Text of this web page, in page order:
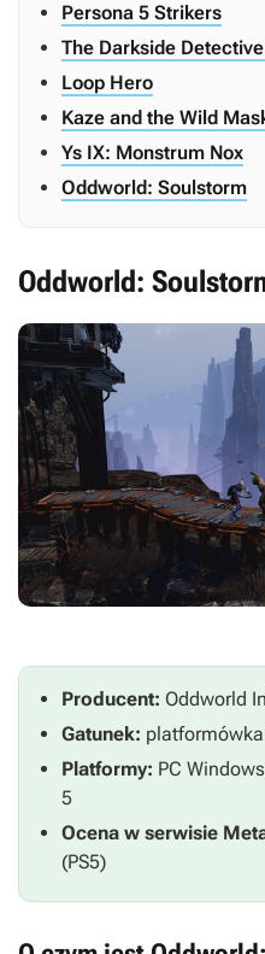
Persona 5 Strikers
The Darkside
Loop Hero
Kaze and the Wild
Ys IX: Monstrum Nox
Oddworld: Soulstorm
Oddworld:
Producent: Oddworld
Gatunek:
Platformy: PC
5
Ocena w serwisie
(PS5)